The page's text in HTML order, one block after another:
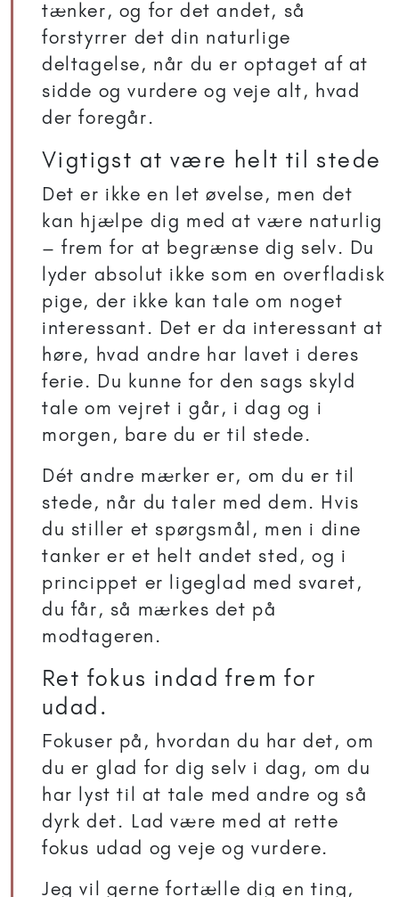
tænker, og for det andet, så
forstyrrer det din naturlige
deltagelse, når du er optaget af at
sidde og vurdere og veje alt, hvad
der foregår.
Vigtigst at være helt til stede
Det er ikke en let øvelse, men det
kan hjælpe dig med at være naturlig
– frem for at begrænse dig selv. Du
lyder absolut ikke som en overfladisk
pige, der ikke kan tale om noget
interessant. Det er da interessant at
høre, hvad andre har lavet i deres
ferie. Du kunne for den sags skyld
tale om vejret i går, i dag og i
morgen, bare du er til stede.
Dét andre mærker er, om du er til
stede, når du taler med dem. Hvis
du stiller et spørgsmål, men i dine
tanker er et helt andet sted, og i
princippet er ligeglad med svaret,
du får, så mærkes det på
modtageren.
Ret fokus indad frem for
udad.
Fokuser på, hvordan du har det, om
du er glad for dig selv i dag, om du
har lyst til at tale med andre og så
dyrk det. Lad være med at rette
fokus udad og veje og vurdere.
Jeg vil gerne fortælle dig en ting,